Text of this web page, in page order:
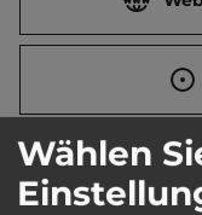
Wählen